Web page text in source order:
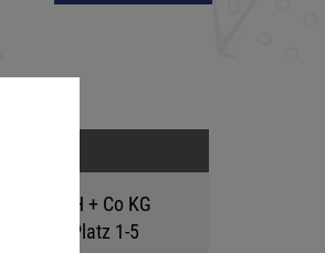
GmbH + Co KG
Platz 1-5